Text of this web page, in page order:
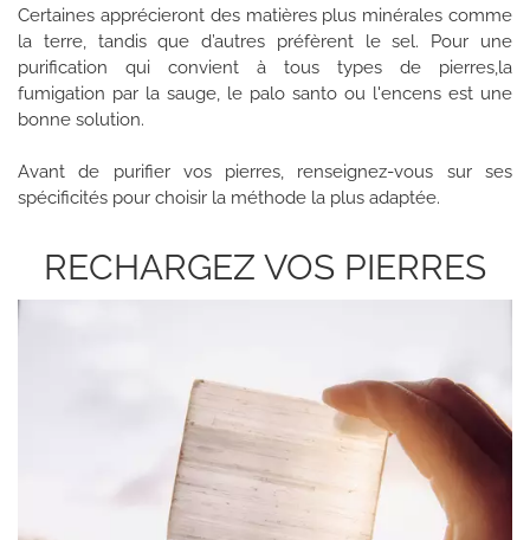
Certaines apprécieront des matières plus minérales comme
la terre, tandis que d’autres préfèrent le sel. Pour une
purification qui convient à tous types de pierres,la
fumigation par la sauge, le palo santo ou l'encens est une
bonne solution.
Avant de purifier vos pierres, renseignez-vous sur ses
spécificités pour choisir la méthode la plus adaptée.
RECHARGEZ VOS PIERRES